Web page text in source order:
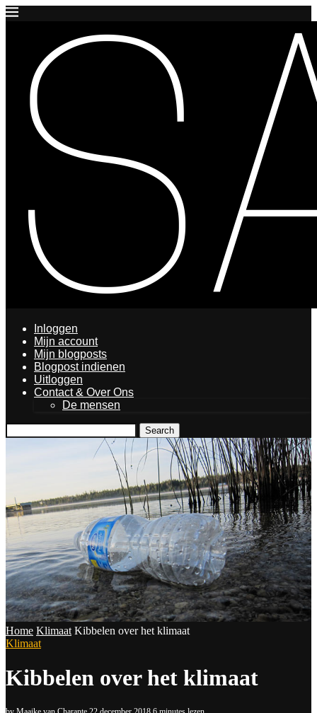
Inloggen
Mijn account
Mijn blogposts
Blogpost indienen
Uitloggen
Contact & Over Ons
De mensen
Search
Home Klimaat Kibbelen over het klimaat
Klimaat
Kibbelen over het klimaat